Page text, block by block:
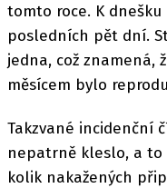
tomto roce. K
posledních pět dní.
jedna, což znamená,
měsícem bylo
Takzvané incidenční
nepatrně kleslo, a to
kolik nakažených